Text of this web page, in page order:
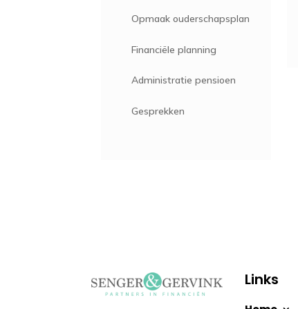
Opmaak ouderschapsplan
Financiële planning
Administratie pensioen
Gesprekken
Links